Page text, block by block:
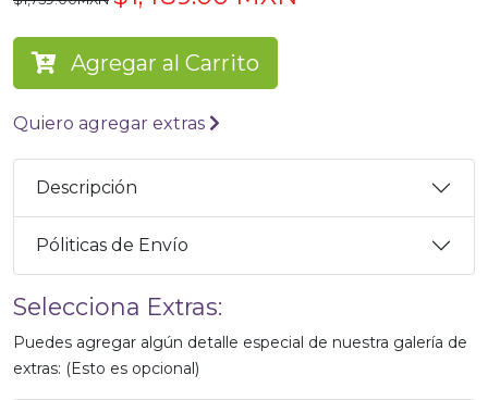
Agregar al Carrito
Quiero agregar extras
Descripción
Póliticas de Envío
Selecciona Extras:
Puedes agregar algún detalle especial de nuestra galería de
extras: (Esto es opcional)